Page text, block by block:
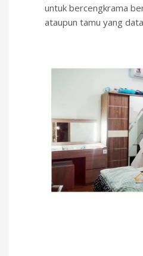
untuk bercengkrama
ataupun tamu yang